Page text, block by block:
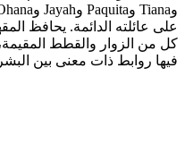
على عائلته الدائمة. يحافظ
كل من الزوار والقطط
فيها روابط ذات معنى بين